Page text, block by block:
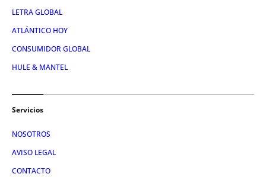
LETRA GLOBAL
ATLÁNTICO HOY
CONSUMIDOR GLOBAL
HULE & MANTEL
Servicios
NOSOTROS
AVISO LEGAL
CONTACTO